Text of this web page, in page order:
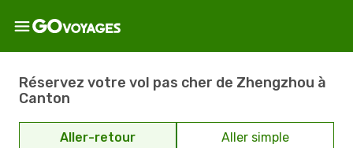
Réservez votre vol pas cher de Zhengzhou à
Canton
Aller-retour Aller simple